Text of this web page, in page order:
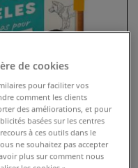
de cookies
pour faciliter vos
comment les clients
des améliorations, et pour
basées sur les centres
à ces outils dans le
ne souhaitez pas accepter
plus sur comment nous